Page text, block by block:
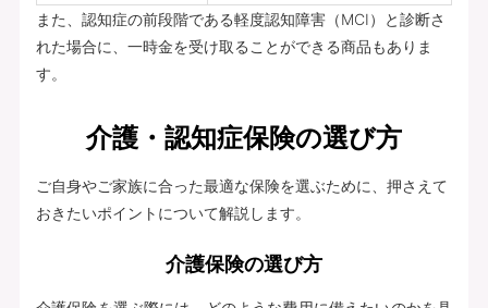
また、認知症の前段階である軽度認知障害（MCI）と診断さ
れた場合に、一時金を受け取ることができる商品もありま
す。
介護・認知症保険の選び方
ご自身やご家族に合った最適な保険を選ぶために、押さえて
おきたいポイントについて解説します。
介護保険の選び方